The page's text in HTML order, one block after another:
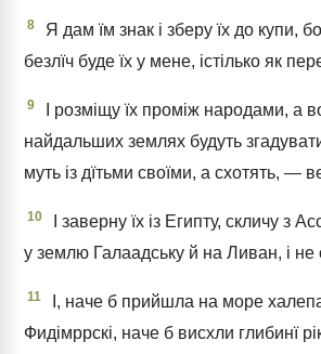
8
Я дам їм знак і зберу їх до купи,
безлїч буде їх у мене, істілько як
9
І розміщу їх проміж народами, а
найдальших землях будуть
муть із дїтьми своїми, а схотять, —
10
І заверну їх із Египту, скличу з
у землю Галаадську й на Ливан, і не
11
І, наче б прийшла на море
Фидімррскі, наче б висхли глибинї